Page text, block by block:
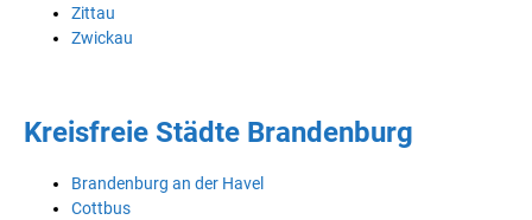
Zittau
Zwickau
Kreisfreie Städte Brandenburg
Brandenburg an der Havel
Cottbus